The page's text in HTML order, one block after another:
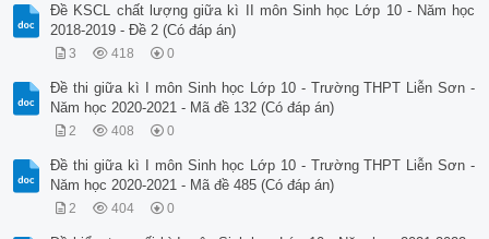
Đề KSCL chất lượng giữa kì II môn Sinh học Lớp 10 - Năm học
2018-2019 - Đề 2 (Có đáp án)
3 418 0
Đề thi giữa kì I môn Sinh học Lớp 10 - Trường THPT Liễn Sơn -
Năm học 2020-2021 - Mã đề 132 (Có đáp án)
2 408 0
Đề thi giữa kì I môn Sinh học Lớp 10 - Trường THPT Liễn Sơn -
Năm học 2020-2021 - Mã đề 485 (Có đáp án)
2 404 0